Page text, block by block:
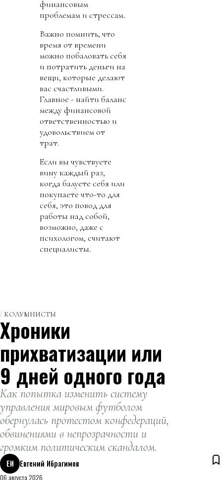
финансовым
проблемам и стрессам.
Важно помнить, что
время от времени
можно побаловать себя
и потратить деньги на
вещи, которые делают
вас счастливыми.
Главное - найти баланс
между финансовой
ответственностью и
удовольствием от
трат.
Если вы чувствуете
вину каждый раз,
когда балуете себя или
покупаете что-то для
себя, это повод для
работы над собой,
возможно, даже с
психологом, считают
специалисты.
КОЛУМНИСТЫ
Хроники
прихватизации или
9 дней одного года
Как попытка изменить систему
управления мировым футболом
обернулась протестом конфедераций,
обвинениями в непрозрачности и
громким политическим скандалом.
ЕИ
Евгений Ибрагимов
06 августа 2026